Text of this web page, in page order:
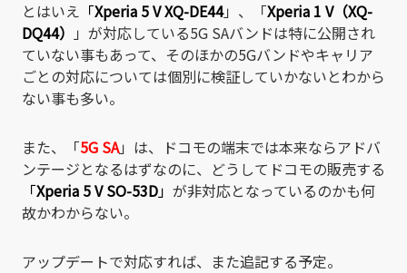
とはいえ 「Xperia 5 V XQ-DE44」、「Xperia 1 V（XQ-
DQ44） 」が対応している5G SAバンドは特に公開され
ていない事もあって、そのほかの5Gバンドやキャリア
ごとの対応については個別に検証していかないとわから
ない事も多い。
また、「5G SA」は、ドコモの端末では本来ならアドバ
ンテージとなるはずなのに、どうしてドコモの販売する
「Xperia 5 V SO-53D」 が非対応となっているのかも何
故かわからない。
アップデートで対応すれば、また追記する予定。